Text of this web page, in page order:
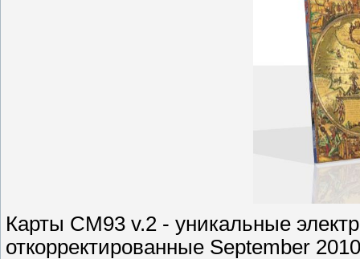
Карты CM93 v.2 - уникальные
откорректированные September